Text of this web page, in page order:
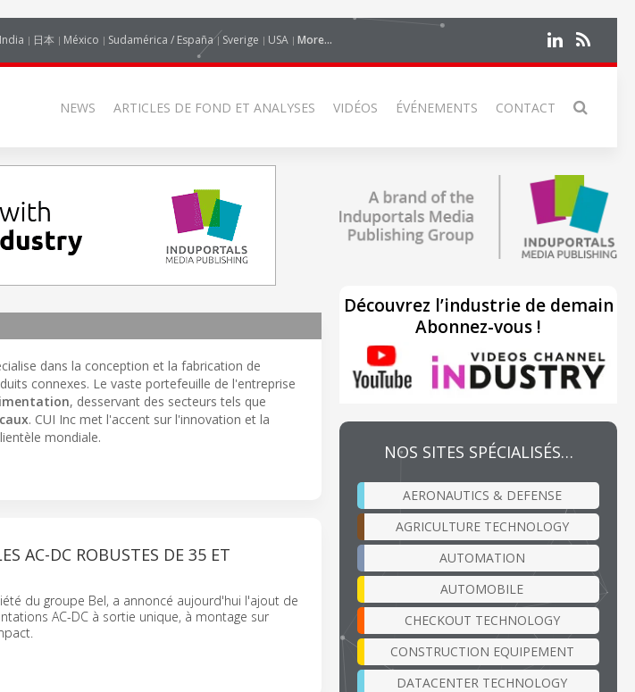
India 日本 México Sudamérica / España Sverige USA More...
NEWS ARTICLES DE FOND ET ANALYSES VIDÉOS ÉVÉNEMENTS CONTACT
dans la conception et la fabrication de
connexes. Le vaste portefeuille de l'entreprise
, desservant des secteurs tels que
. CUI Inc met l'accent sur l'innovation et la
mondiale.
AC-DC ROBUSTES DE 35 ET
du groupe Bel, a annoncé aujourd'hui l'ajout de
AC-DC à sortie unique, à montage sur
Découvrez l’industrie de demain
Abonnez-vous !
NOS SITES SPÉCIALISÉS…
AERONAUTICS & DEFENSE
AGRICULTURE TECHNOLOGY
AUTOMATION
AUTOMOBILE
CHECKOUT TECHNOLOGY
CONSTRUCTION EQUIPEMENT
DATACENTER TECHNOLOGY